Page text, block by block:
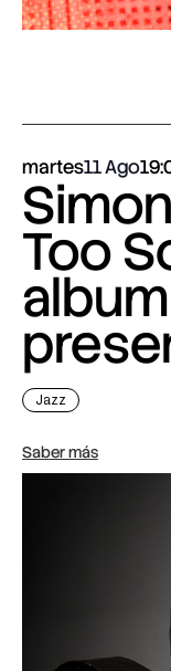
martes11 Ago
Too
album
Jazz
Saber más